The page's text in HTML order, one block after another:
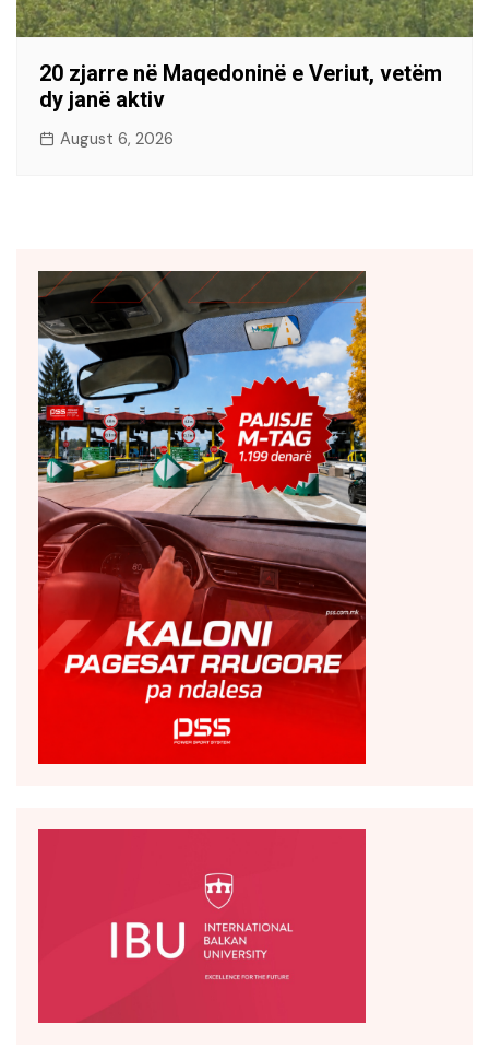
20 zjarre në Maqedoninë e Veriut, vetëm
dy janë aktiv
August 6, 2026